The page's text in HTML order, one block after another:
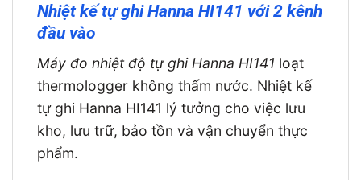
Nhiệt kế tự ghi Hanna HI141 với 2 kênh
đầu vào
Máy đo nhiệt độ tự ghi Hanna HI141 loạt
thermologger không thấm nước. Nhiệt kế
tự ghi Hanna HI141 lý tưởng cho việc lưu
kho, lưu trữ, bảo tồn và vận chuyển thực
phẩm.